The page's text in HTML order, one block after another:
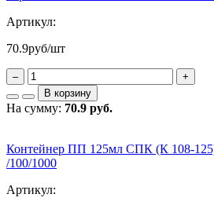
Артикул:
70.9руб/шт
–
+
В корзину
На сумму: 70.9 руб.
Контейнер ПП 125мл СПК (К 108-
/100/1000
Артикул: